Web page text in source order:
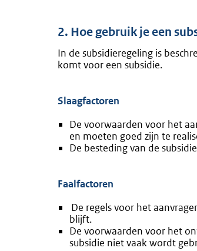
2. Hoe gebruik je een
In de subsidieregeling is
komt voor een subsidie.
Slaagfactoren
De voorwaarden voor het
en moeten goed zijn te
De besteding van de
Faalfactoren
De regels voor het
blijft.
De voorwaarden voor het
subsidie niet vaak wordt